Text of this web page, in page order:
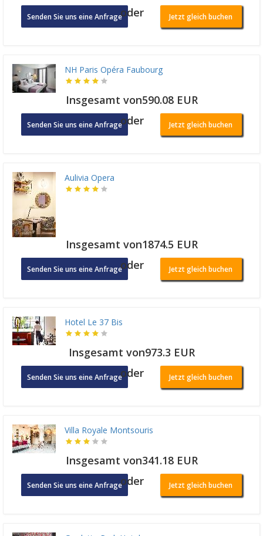
Senden Sie uns eine Anfrageoder Jetzt gleich buchen
NH Paris Opéra Faubourg
Insgesamt von590.08 EUR
Senden Sie uns eine Anfrageoder Jetzt gleich buchen
Aulivia Opera
Insgesamt von1874.5 EUR
Senden Sie uns eine Anfrageoder Jetzt gleich buchen
Hotel Le 37 Bis
Insgesamt von973.3 EUR
Senden Sie uns eine Anfrageoder Jetzt gleich buchen
Villa Royale Montsouris
Insgesamt von341.18 EUR
Senden Sie uns eine Anfrageoder Jetzt gleich buchen